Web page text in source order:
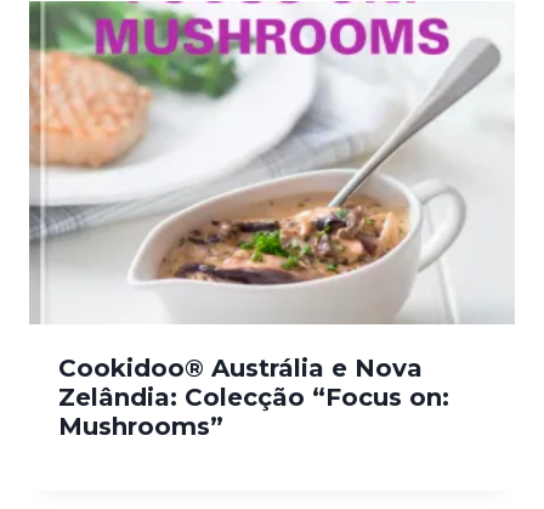
Cookidoo® Austrália e Nova
Zelândia: Colecção “Focus on:
Mushrooms”